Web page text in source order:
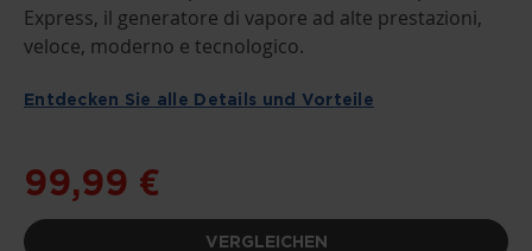
DER
BILDGALERIE
SPRINGEN
Express, il generatore di vapore ad alte prestazioni,
veloce, moderno e tecnologico.
Entdecken Sie alle Details und Vorteile
99,99 €
VERGLEICHEN